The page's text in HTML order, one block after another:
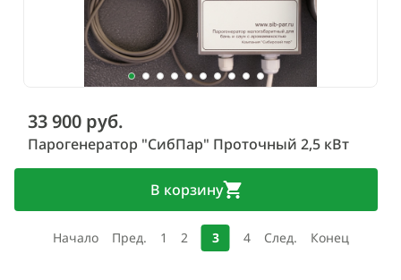
33 900 руб.
Парогенератор "СибПар" Проточный 2,5 кВт
В корзину
Начало Пред. 1 2 3 4 След. Конец